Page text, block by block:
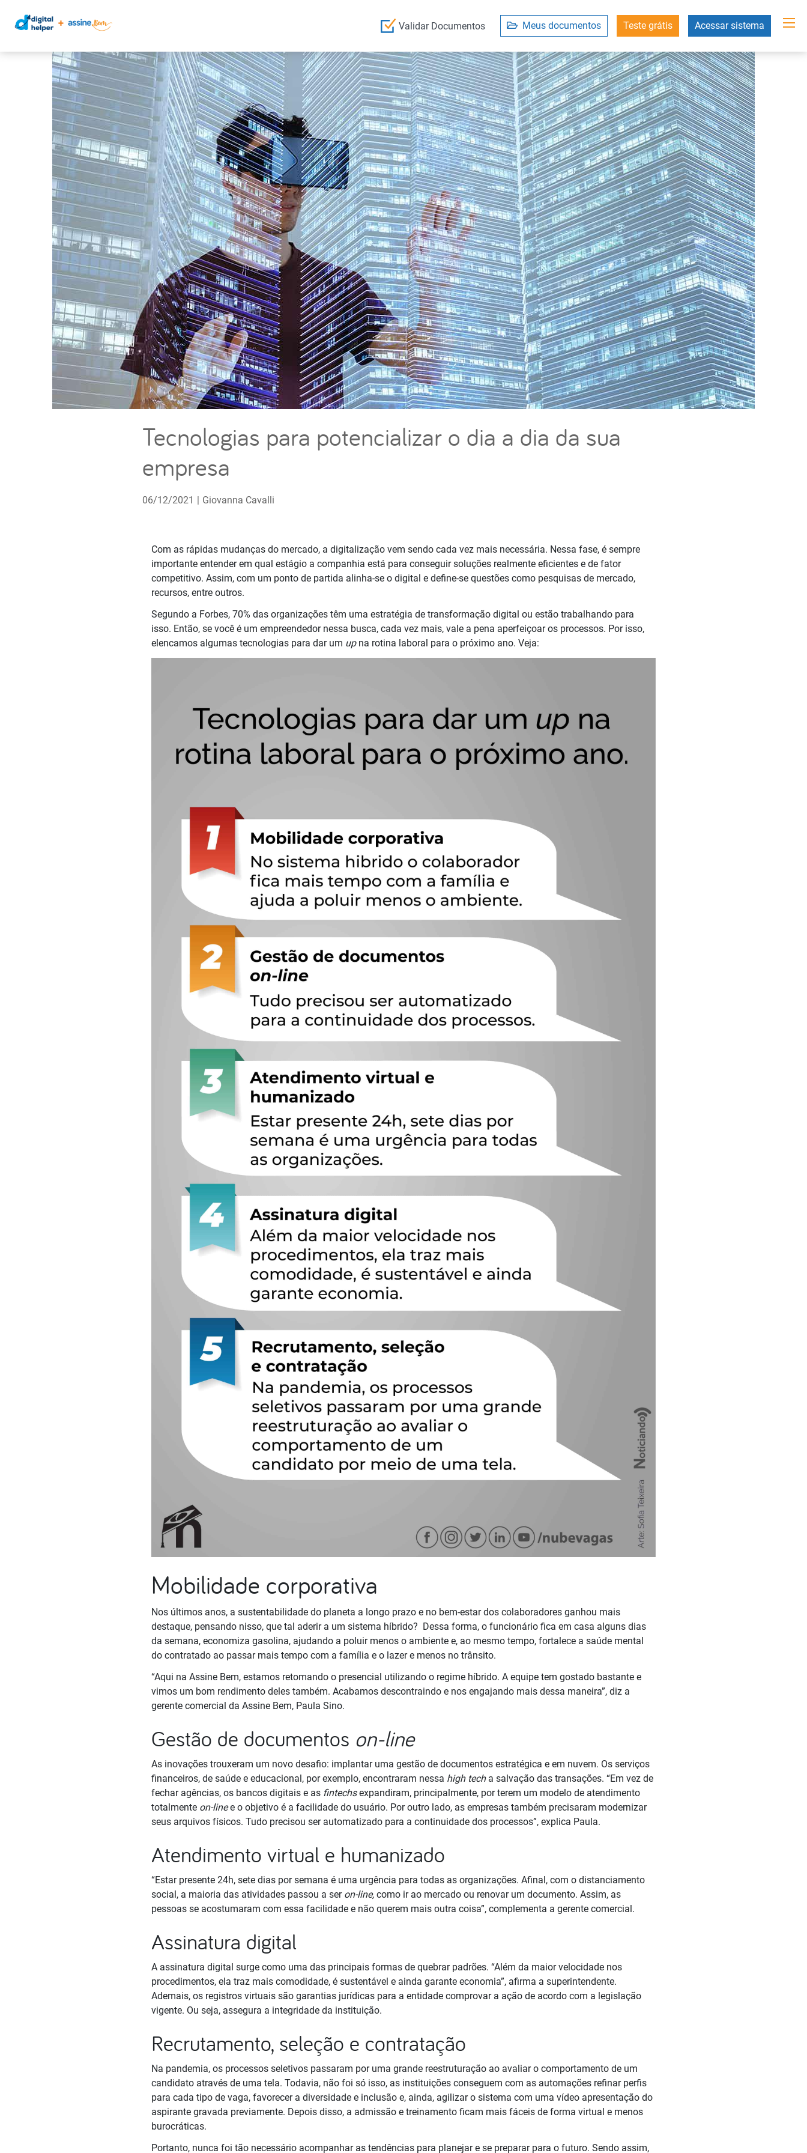
Acessar sistema
Teste grátis
Meus documentos
Validar Documentos
Tecnologias para potencializar o dia a dia da sua
empresa
06/12/2021 | Giovanna Cavalli
Com as rápidas mudanças do mercado, a digitalização vem sendo cada vez mais necessária. Nessa fase, é sempre
importante entender em qual estágio a companhia está para conseguir soluções realmente eficientes e de fator
competitivo. Assim, com um ponto de partida alinha-se o digital e define-se questões como pesquisas de mercado,
recursos, entre outros.
Segundo a Forbes, 70% das organizações têm uma estratégia de transformação digital ou estão trabalhando para
isso. Então, se você é um empreendedor nessa busca, cada vez mais, vale a pena aperfeiçoar os processos. Por isso,
elencamos algumas tecnologias para dar um up na rotina laboral para o próximo ano. Veja:
Mobilidade corporativa
Nos últimos anos, a sustentabilidade do planeta a longo prazo e no bem-estar dos colaboradores ganhou mais
destaque, pensando nisso, que tal aderir a um sistema híbrido? Dessa forma, o funcionário fica em casa alguns dias
da semana, economiza gasolina, ajudando a poluir menos o ambiente e, ao mesmo tempo, fortalece a saúde mental
do contratado ao passar mais tempo com a família e o lazer e menos no trânsito.
“Aqui na Assine Bem, estamos retomando o presencial utilizando o regime híbrido. A equipe tem gostado bastante e
vimos um bom rendimento deles também. Acabamos descontraindo e nos engajando mais dessa maneira”, diz a
gerente comercial da Assine Bem, Paula Sino.
Gestão de documentos on-line
As inovações trouxeram um novo desafio: implantar uma gestão de documentos estratégica e em nuvem. Os serviços
financeiros, de saúde e educacional, por exemplo, encontraram nessa high tech a salvação das transações. “Em vez de
fechar agências, os bancos digitais e as fintechsexpandiram, principalmente, por terem um modelo de atendimento
totalmente on-linee o objetivo é a facilidade do usuário. Por outro lado, as empresas também precisaram modernizar
seus arquivos físicos. Tudo precisou ser automatizado para a continuidade dos processos”, explica Paula.
Atendimento virtual e humanizado
“Estar presente 24h, sete dias por semana é uma urgência para todas as organizações. Afinal, com o distanciamento
social, a maioria das atividades passou a seron-line, como ir ao mercado ou renovar um documento. Assim, as
pessoas se acostumaram com essa facilidade e não querem mais outra coisa”, complementa a gerente comercial.
Assinatura digital
A assinatura digital surge como uma das principais formas de quebrar padrões. “Além da maior velocidade nos
procedimentos, ela traz mais comodidade, é sustentável e ainda garante economia”, afirma a superintendente.
Ademais, os registros virtuais são garantias jurídicas para a entidade comprovar a ação de acordo com a legislação
vigente. Ou seja, assegura a integridade da instituição.
Recrutamento, seleção e contratação
Na pandemia, os processos seletivos passaram por uma grande reestruturação ao avaliar o comportamento de um
candidato através de uma tela. Todavia, não foi só isso, as instituições conseguem com as automações refinar perfis
para cada tipo de vaga, favorecer a diversidade e inclusão e, ainda, agilizar o sistema com uma vídeo apresentação do
aspirante gravada previamente. Depois disso, a admissão e treinamento ficam mais fáceis de forma virtual e menos
burocráticas.
Portanto, nunca foi tão necessário acompanhar as tendências para planejar e se preparar para o futuro. Sendo assim,